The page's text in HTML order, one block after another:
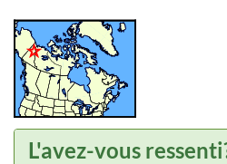
L'avez-vous